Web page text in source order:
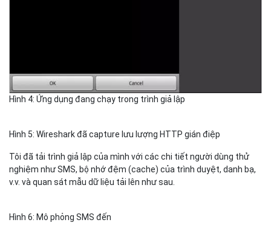
Hình 4: Ứng dụng đang chạy trong trình giả lập
Hình 5: Wireshark đã capture lưu lượng HTTP gián điệp
Tôi đã tải trình giả lập của mình với các chi tiết người dùng thử
nghiệm như SMS, bộ nhớ đệm (cache) của trình duyệt, danh bạ,
v.v. và quan sát mẫu dữ liệu tải lên như sau.
Hình 6: Mô phỏng SMS đến